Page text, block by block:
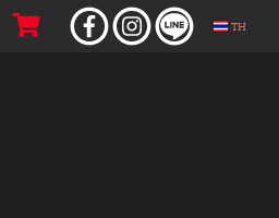
TH